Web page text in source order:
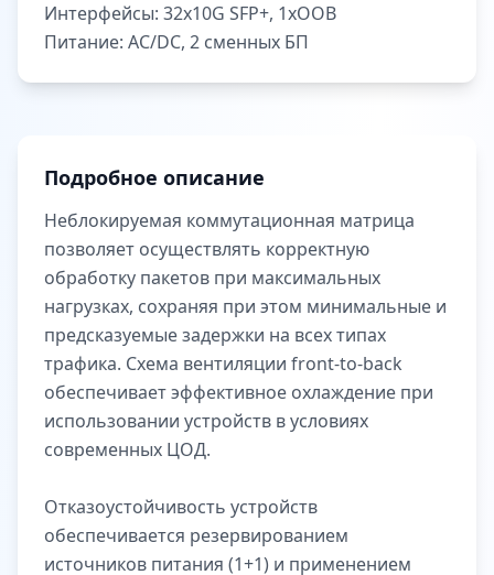
Интерфейсы: 32x10G SFP+, 1xOOB
Питание: AC/DC, 2 сменных БП
Подробное описание
Неблокируемая коммутационная матрица
позволяет осуществлять корректную
обработку пакетов при максимальных
нагрузках, сохраняя при этом минимальные и
предсказуемые задержки на всех типах
трафика. Схема вентиляции front-to-back
обеспечивает эффективное охлаждение при
использовании устройств в условиях
современных ЦОД.
Отказоустойчивость устройств
обеспечивается резервированием
источников питания (1+1) и применением